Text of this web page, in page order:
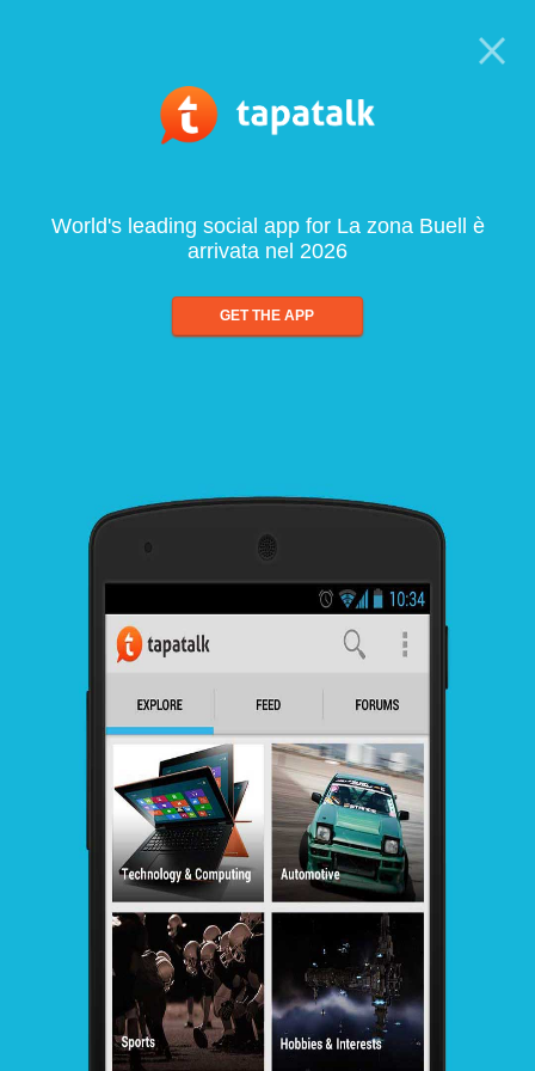
World's leading social app for La zona Buell è
arrivata nel 2026
GET THE APP